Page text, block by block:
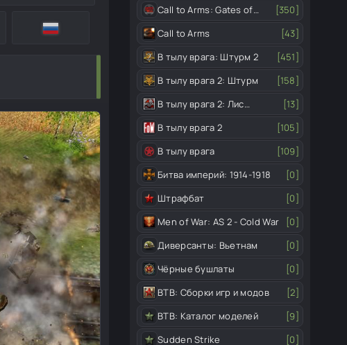
Call to Arms: Gates of
[350]
Call to Arms
[43]
В тылу врага: Штурм 2
[451]
В тылу врага 2: Штурм
[158]
В тылу врага 2: Лис
[13]
В тылу врага 2
[105]
В тылу врага
[109]
Битва империй: 1914-1918
[0]
Штрафбат
[0]
Men of War: AS 2 - Cold War
[0]
Диверсанты: Вьетнам
[0]
Чёрные бушлаты
[0]
ВТВ: Сборки игр и модов
[2]
ВТВ: Каталог моделей
[9]
Sudden Strike
[0]